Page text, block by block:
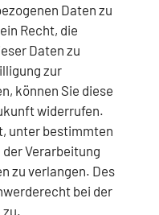
Daten zu
Recht, die
Daten zu
zur
können Sie diese
widerrufen.
unter bestimmten
Verarbeitung
zu verlangen. Des
bei der